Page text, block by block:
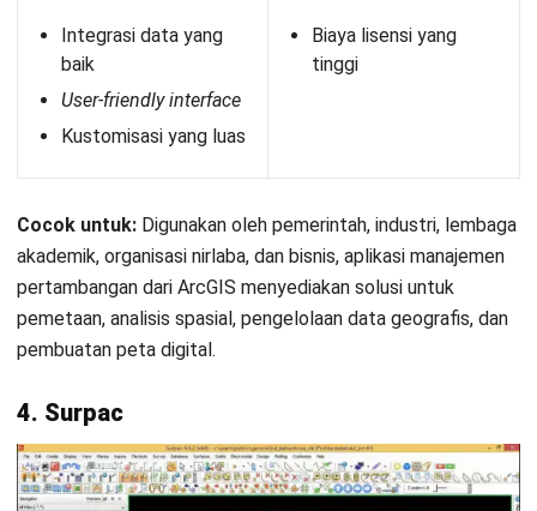
Apa itu aplikasi tambang?
pertambangan dapat meningkatkan
efisiensi operasional?
Apakah aplikasi pertambangan dapat
diintegrasikan dengan sistem yang
Apakah aplikasi mining cocok untuk
semua jenis operasi pertambangan?